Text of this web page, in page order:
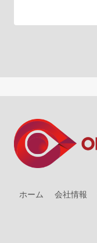
ホーム 会社情報